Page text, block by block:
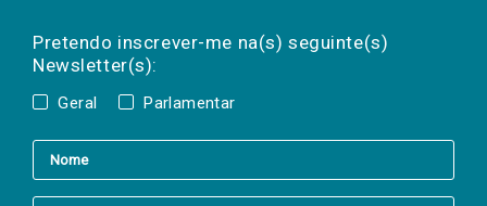
Pretendo inscrever-me na(s) seguinte(s)
Newsletter(s):
Geral Parlamentar
a(s) newsletter(s).
mail